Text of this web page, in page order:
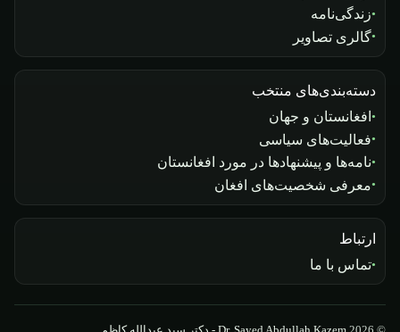
زندگی‌نامه
گالری تصاویر
دسته‌بندی‌های منتخب
افغانستان و جهان
فعالیت‌های سیاسی
نامه‌ها و پیشنهادها در مورد افغانستان
معرفی شخصیت‌های افغان
ارتباط
تماس با ما